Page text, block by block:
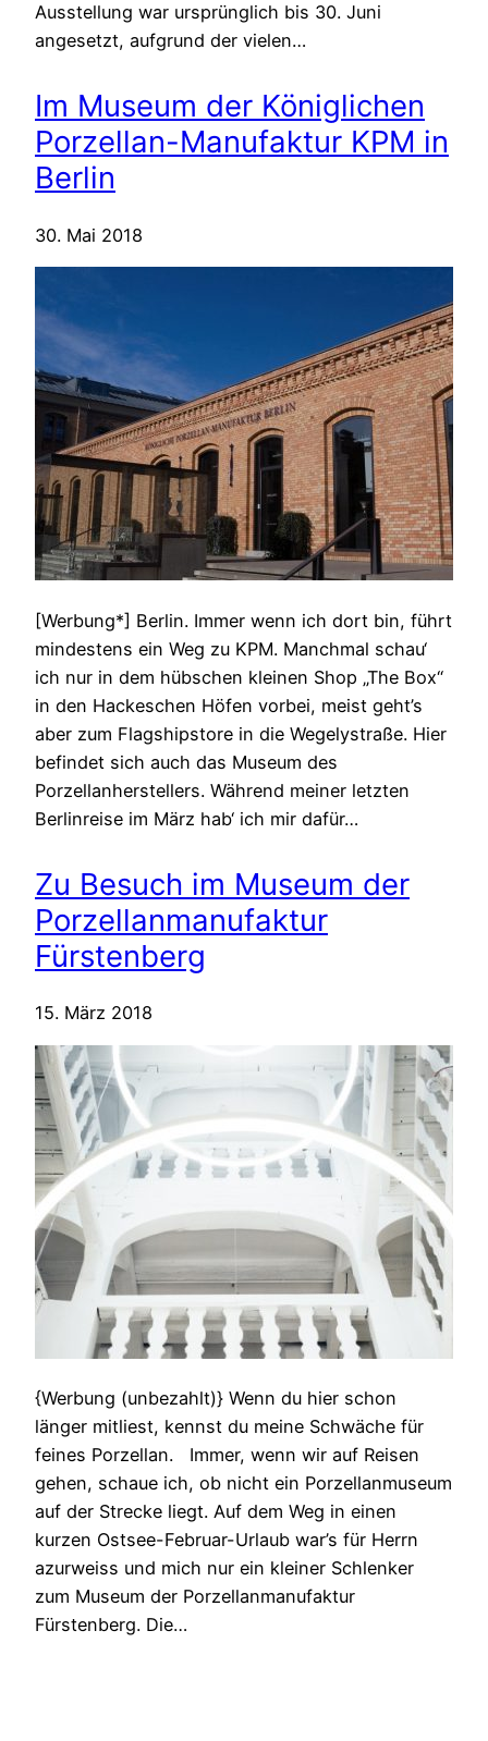
Ausstellung war ursprünglich bis 30. Juni
angesetzt, aufgrund der vielen…
Im Museum der Königlichen
Porzellan-Manufaktur KPM in
Berlin
30. Mai 2018
[Werbung*] Berlin. Immer wenn ich dort bin, führt
mindestens ein Weg zu KPM. Manchmal schau‘
ich nur in dem hübschen kleinen Shop „The Box“
in den Hackeschen Höfen vorbei, meist geht’s
aber zum Flagshipstore in die Wegelystraße. Hier
befindet sich auch das Museum des
Porzellanherstellers. Während meiner letzten
Berlinreise im März hab‘ ich mir dafür…
Zu Besuch im Museum der
Porzellanmanufaktur
Fürstenberg
15. März 2018
{Werbung (unbezahlt)} Wenn du hier schon
länger mitliest, kennst du meine Schwäche für
feines Porzellan. Immer, wenn wir auf Reisen
gehen, schaue ich, ob nicht ein Porzellanmuseum
auf der Strecke liegt. Auf dem Weg in einen
kurzen Ostsee-Februar-Urlaub war’s für Herrn
azurweiss und mich nur ein kleiner Schlenker
zum Museum der Porzellanmanufaktur
Fürstenberg. Die…